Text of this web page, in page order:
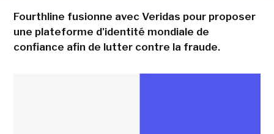
Fourthline fusionne avec Veridas pour proposer
une plateforme d'identité mondiale de
confiance afin de lutter contre la fraude.